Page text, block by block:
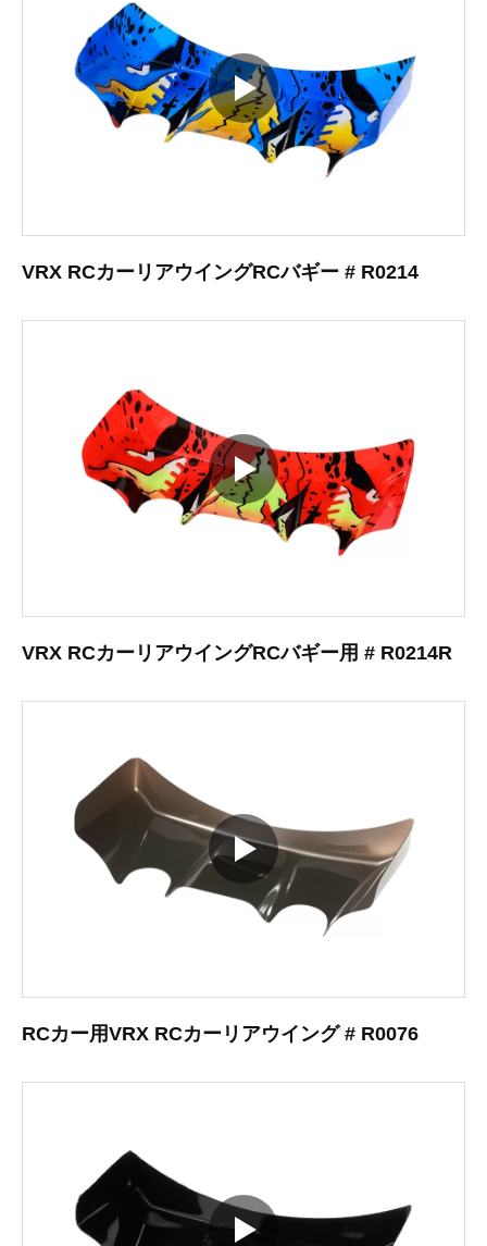
VRX RCカーリアウイングRCバギー # R0214
VRX RCカーリアウイングRCバギー用 # R0214R
RCカー用VRX RCカーリアウイング # R0076